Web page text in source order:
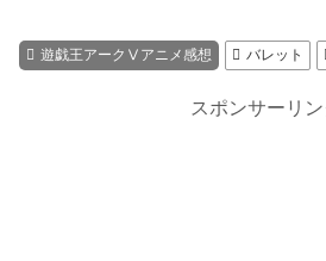
遊戯王アークⅤアニメ感想 バレット
スポンサーリン